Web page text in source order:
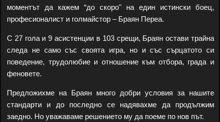
моментът да кажем “до скоро" на един истински боец,
професионалист и голмайстор – Браян Переа.
С 27 гола и 9 асистенции в 103 срещи, Браян остави трайна
следа не само със своята игра, но и със сърцатото си
поведение, трудолюбие и отношение към отбора, града и
феновете.
Предложихме на Браян много добри условия за нашите
стандарти и до последно се надявахме да продължим
заедно. Но уважаваме решението му да поеме по нов път.